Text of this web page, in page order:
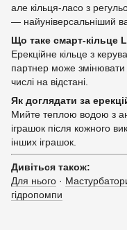
але кільця-ласо з
— найуніверсальніший
Що таке смарт-кільце
Ерекційне кільце з
партнер може змінювати
числі на відстані.
Як доглядати за
Мийте теплою водою з
іграшок після кожного
інших іграшок.
Дивіться також:
Для нього ·
гідропомпи